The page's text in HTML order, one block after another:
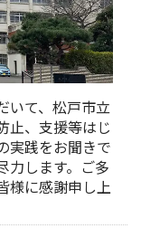
いて、松戸市立
止、支援等はじ
実践をお聞きで
力します。ご多
様に感謝申し上